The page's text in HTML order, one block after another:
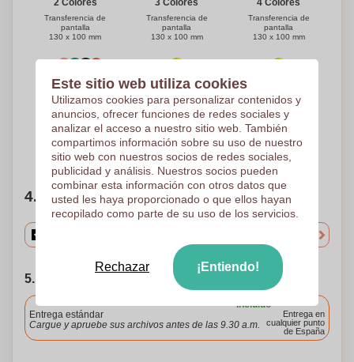
2 Colores
Transferencia de
pantalla
130 x 100 mm
3 Colores
Transferencia de
pantalla
130 x 100 mm
4 Colores
Transferencia de
pantalla
130 x 100 mm
5 Colores
Transferencia de
pantalla
130 x 100 mm
Color Completo
Transferencia digital
70 x 70 mm
Color Completo
Transferencia digital
130 x 100 mm
¿Necesitas ayuda? Ayúdame a elegir
4. Elige tu cantidad
5. Elija su fecha de envío
Incluido
Entrega estándar
Cargue y apruebe sus archivos antes de las 9.30 a.m.
Entrega en
cualquier punto
de España
Este sitio web utiliza cookies
Utilizamos cookies para personalizar contenidos y
anuncios, ofrecer funciones de redes sociales y
analizar el acceso a nuestro sitio web. También
compartimos información sobre su uso de nuestro
sitio web con nuestros socios de redes sociales,
publicidad y análisis. Nuestros socios pueden
combinar esta información con otros datos que
usted les haya proporcionado o que ellos hayan
recopilado como parte de su uso de los servicios.
Rechazar ¡Entiendo!